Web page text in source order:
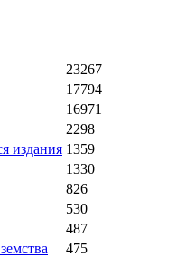
23267
17794
16971
2298
издания 1359
1330
826
530
487
475